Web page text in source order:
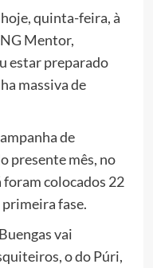
quinta-feira, à
Mentor,
estar preparado
massiva de
de
presente mês, no
colocados 22
fase.
vai
o do Púri,